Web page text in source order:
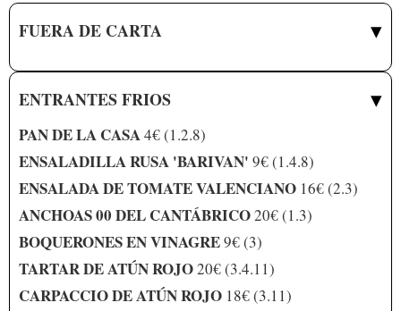
FUERA DE CARTA ▾
ENTRANTES FRIOS ▾
PAN DE LA CASA4€ (1.2.8)
ENSALADILLA RUSA 'BARIVAN' 9€ (1.4.8)
ENSALADA DE TOMATE VALENCIANO 16€ (2.3)
ANCHOAS 00 DEL CANTÁBRICO20€ (1.3)
BOQUERONES EN VINAGRE9€ (3)
TARTAR DE ATÚN ROJO20€ (3.4.11)
CARPACCIO DE ATÚN ROJO 18€ (3.11)